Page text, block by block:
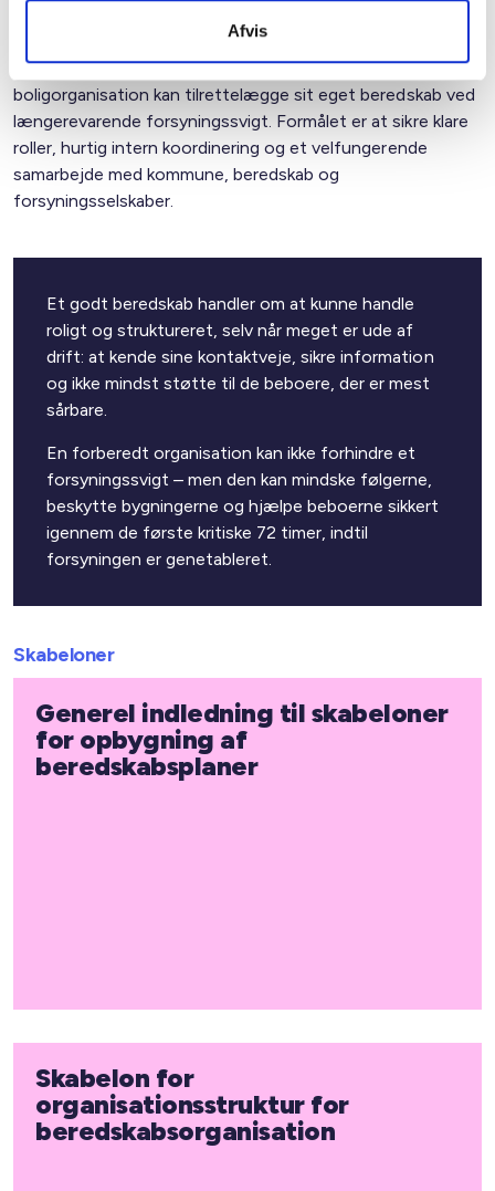
Afvis
Nedenfor finder du inspiration til, hvordan man som
boligorganisation kan tilrettelægge sit eget beredskab ved
længerevarende forsyningssvigt. Formålet er at sikre klare
roller, hurtig intern koordinering og et velfungerende
samarbejde med kommune, beredskab og
forsyningsselskaber.
Et godt beredskab handler om at kunne handle
roligt og struktureret, selv når meget er ude af
drift: at kende sine kontaktveje, sikre information
og ikke mindst støtte til de beboere, der er mest
sårbare.
En forberedt organisation kan ikke forhindre et
forsyningssvigt – men den kan mindske følgerne,
beskytte bygningerne og hjælpe beboerne sikkert
igennem de første kritiske 72 timer, indtil
forsyningen er genetableret.
Skabeloner
Generel indledning til skabeloner
for opbygning af
beredskabsplaner
Skabelon for
organisationsstruktur for
beredskabsorganisation